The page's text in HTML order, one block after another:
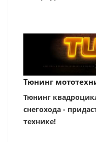
Тюнинг
Тюнинг
снегохода -
технике!